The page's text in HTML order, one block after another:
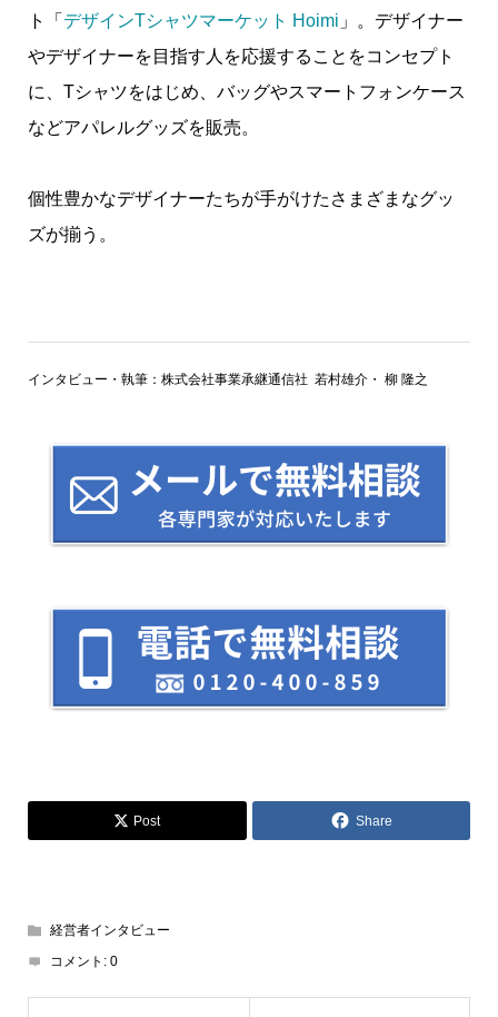
ト「 デザインTシャツマーケット Hoimi 」。デザイナー
やデザイナーを目指す人を応援することをコンセプト
に、Tシャツをはじめ、バッグやスマートフォンケース
などアパレルグッズを販売。
個性豊かなデザイナーたちが手がけたさまざまなグッ
ズが揃う。
インタビュー・執筆：株式会社事業承継通信社 若村雄介・ 柳 隆之
Post Share
経営者インタビュー
コメント: 0